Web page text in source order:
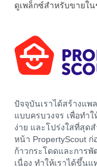
ดูเพล็กซ์สำหรับขายใ
ปัจจุบันเราได้สร้างแพ
แบบครบวงจร เพื่อทำ
ง่าย และโปร่งใสที่สุด
หน้า PropertyScout
ก้าวกระโดดและการ
เนื่อง ทำให้เราได้ขึ้น